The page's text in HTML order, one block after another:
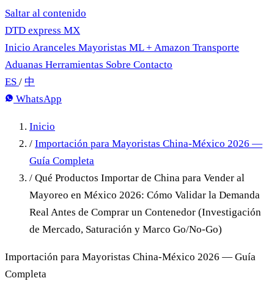
Saltar al contenido
DTD express MX
Inicio Aranceles Mayoristas ML + Amazon Transporte
Aduanas Herramientas Sobre Contacto
ES / 中
WhatsApp
Inicio
/ Importación para Mayoristas China-México 2026 —
Guía Completa
/ Qué Productos Importar de China para Vender al
Mayoreo en México 2026: Cómo Validar la Demanda
Real Antes de Comprar un Contenedor (Investigación
de Mercado, Saturación y Marco Go/No-Go)
Importación para Mayoristas China-México 2026 — Guía
Completa